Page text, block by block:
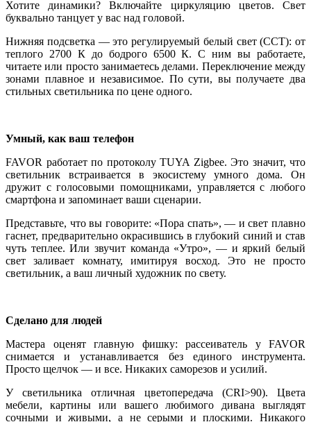
Хотите динамики? Включайте циркуляцию цветов. Свет
буквально танцует у вас над головой.
Нижняя подсветка — это регулируемый белый свет (CCT): от
теплого 2700 К до бодрого 6500 К. С ним вы работаете,
читаете или просто занимаетесь делами. Переключение между
зонами плавное и независимое. По сути, вы получаете два
стильных светильника по цене одного.
Умный, как ваш телефон
FAVOR работает по протоколу TUYA Zigbee. Это значит, что
светильник встраивается в экосистему умного дома. Он
дружит с голосовыми помощниками, управляется с любого
смартфона и запоминает ваши сценарии.
Представьте, что вы говорите: «Пора спать», — и свет плавно
гаснет, предварительно окрасившись в глубокий синий и став
чуть теплее. Или звучит команда «Утро», — и яркий белый
свет заливает комнату, имитируя восход. Это не просто
светильник, а ваш личный художник по свету.
Сделано для людей
Мастера оценят главную фишку: рассеиватель у FAVOR
снимается и устанавливается без единого инструмента.
Просто щелчок — и все. Никаких саморезов и усилий.
У светильника отличная цветопередача (CRI>90). Цвета
мебели, картины или вашего любимого дивана выглядят
сочными и живыми, а не серыми и плоскими. Никакого